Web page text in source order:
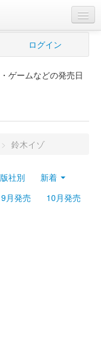
ログイン
ゲームなどの発売日
> 鈴木イゾ
社別
新着
9月発売 10月発売